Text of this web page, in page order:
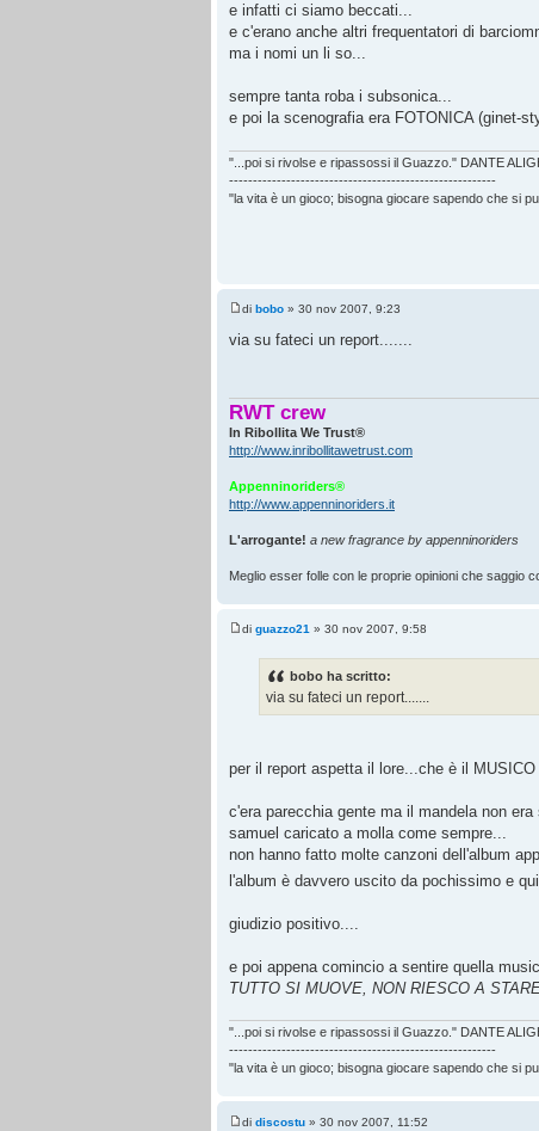
e infatti ci siamo beccati...
e c'erano anche altri frequentatori di
ma i nomi un li so...
sempre tanta roba i subsonica...
e poi la scenografia era FOTONICA (ginet-
"...poi si rivolse e ripassossi il Guazzo." DANTE
--------------------------------------------------------
"la vita è un gioco; bisogna giocare sapendo che si
di bobo » 30 nov 2007, 9:23
via su fateci un report.......
RWT crew
In Ribollita We Trust®
http://www.inribollitawetrust.com
Appenninoriders®
http://www.appenninoriders.it
L'arrogante! a new fragrance by appenninoriders
Meglio esser folle con le proprie opinioni che saggio
di guazzo21 » 30 nov 2007, 9:58
bobo ha scritto:
via su fateci un report.......
per il report aspetta il lore...che è il MUSICO
c'era parecchia gente ma il mandela non
samuel caricato a molla come sempre...
non hanno fatto molte canzoni dell'album
l'album è davvero uscito da pochissimo e
giudizio positivo....
e poi appena comincio a sentire quella
TUTTO SI MUOVE, NON RIESCO A
"...poi si rivolse e ripassossi il Guazzo." DANTE
--------------------------------------------------------
"la vita è un gioco; bisogna giocare sapendo che si
di discostu » 30 nov 2007, 11:52